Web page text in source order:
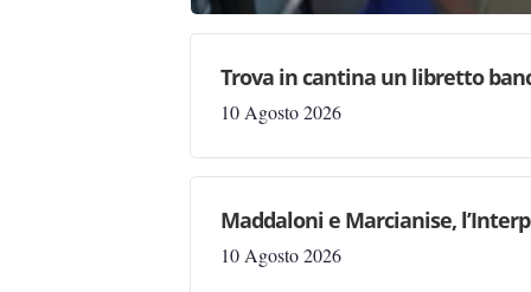
Trova in cantina un libretto
10 Agosto 2026
Maddaloni e Marcianise,
10 Agosto 2026